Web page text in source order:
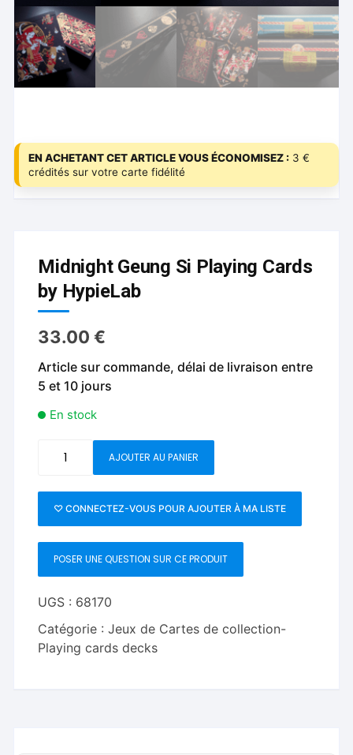
EN ACHETANT CET ARTICLE VOUS ÉCONOMISEZ : 3 €
crédités sur votre carte fidélité
Midnight Geung Si Playing Cards
by HypieLab
33.00€
Article sur commande, délai de livraison entre
5 et 10 jours
En stock
Geung
Si
Playing
Cards
by
HypieLab
AJOUTER AU PANIER
♡ CONNECTEZ-VOUS POUR AJOUTER À MA LISTE
POSER UNE QUESTION SUR CE PRODUIT
UGS : 68170
Catégorie :Jeux de Cartes de collection-
Playing cards decks